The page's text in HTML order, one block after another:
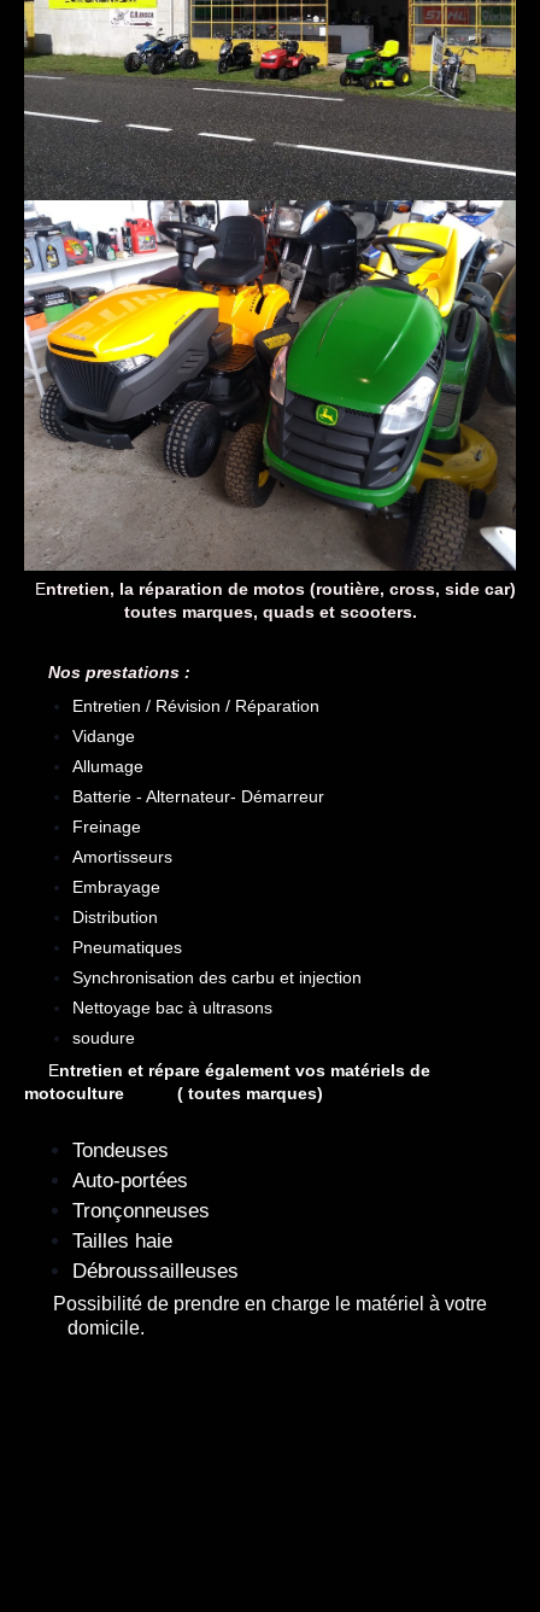
Entretien, la réparation de motos (routière, cross, side car)
toutes marques, quads et scooters.
Nos prestations :
Entretien / Révision / Réparation
Vidange
Allumage
Batterie - Alternateur- Démarreur
Freinage
Amortisseurs
Embrayage
Distribution
Pneumatiques
Synchronisation des carbu et injection
Nettoyage bac à ultrasons
soudure
Entretien et répare également vos matériels de
motoculture ( toutes marques)
Tondeuses
Auto-portées
Tronçonneuses
Tailles haie
Débroussailleuses
Possibilité de prendre en charge le matériel à votre
domicile.